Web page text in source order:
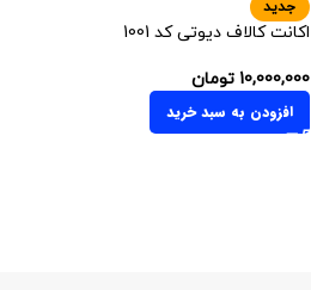
جدید
اکانت کالاف دیوتی کد 1001
10,000,000 تومان
افزودن به سبد خرید